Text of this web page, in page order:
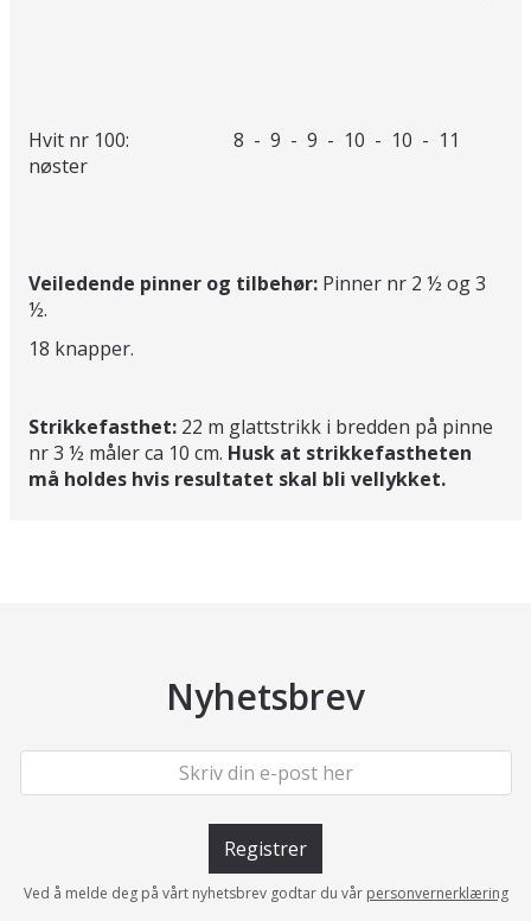
Hvit nr 100: 8 - 9 - 9 - 10 - 10 - 11
nøster
Veiledende pinner og tilbehør: Pinner nr 2 ½ og 3
½.
18 knapper.
Strikkefasthet: 22 m glattstrikk i bredden på pinne
nr 3 ½ måler ca 10 cm. Husk at strikkefastheten
må holdes hvis resultatet skal bli vellykket.
Nyhetsbrev
Registrer
Ved å melde deg på vårt nyhetsbrev godtar du vår personvernerklæring